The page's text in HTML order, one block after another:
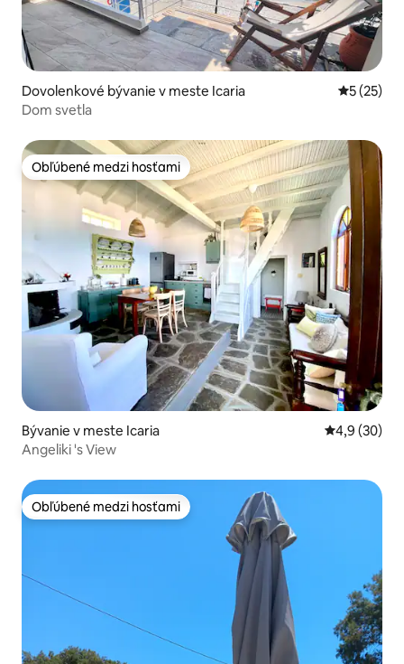
Dovolenkové bývanie v meste Icaria
5 (25)
Dom svetla
Obľúbené medzi hosťami
Obľúbené medzi hosťami
Bývanie v meste Icaria Priemerné
4,9 (30)
Angeliki 's View
Obľúbené medzi hosťami
Obľúbené medzi hosťami